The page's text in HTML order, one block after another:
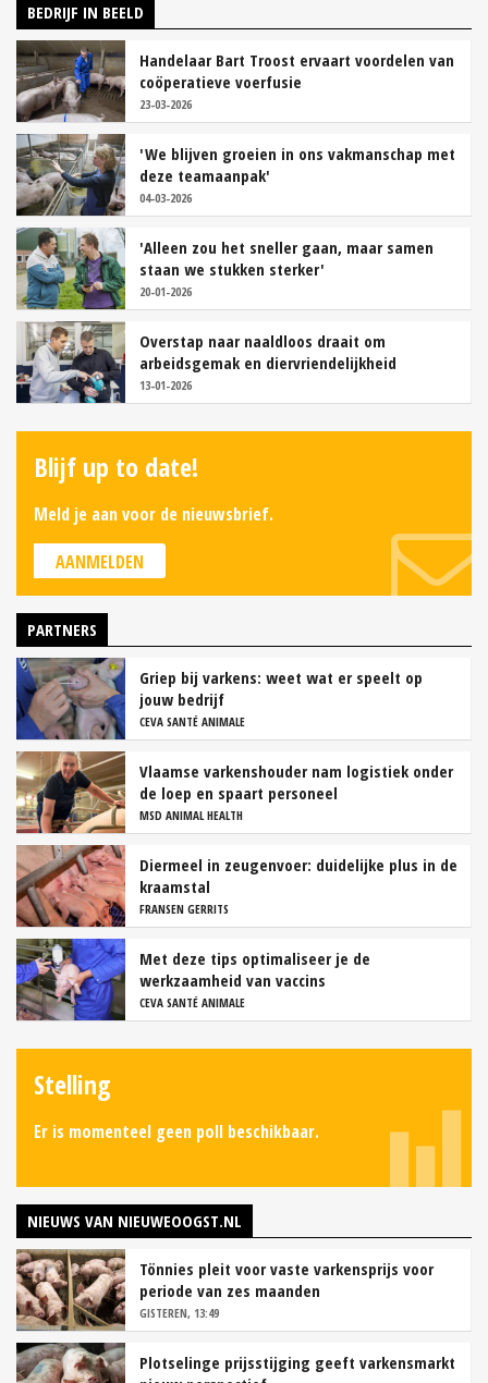
BEDRIJF IN BEELD
Handelaar Bart Troost ervaart voordelen van
coöperatieve voerfusie
23-03-2026
'We blijven groeien in ons vakmanschap met
deze teamaanpak'
04-03-2026
'Alleen zou het sneller gaan, maar samen
staan we stukken sterker'
20-01-2026
Overstap naar naaldloos draait om
arbeidsgemak en diervriendelijkheid
13-01-2026
Blijf up to date!
Meld je aan voor de nieuwsbrief.
AANMELDEN
PARTNERS
Griep bij varkens: weet wat er speelt op
jouw bedrijf
CEVA SANTÉ ANIMALE
Vlaamse varkenshouder nam logistiek onder
de loep en spaart personeel
MSD ANIMAL HEALTH
Diermeel in zeugenvoer: duidelijke plus in de
kraamstal
FRANSEN GERRITS
Met deze tips optimaliseer je de
werkzaamheid van vaccins
CEVA SANTÉ ANIMALE
Stelling
Er is momenteel geen poll beschikbaar.
NIEUWS VAN NIEUWEOOGST.NL
Tönnies pleit voor vaste varkensprijs voor
periode van zes maanden
GISTEREN, 13:49
Plotselinge prijsstijging geeft varkensmarkt